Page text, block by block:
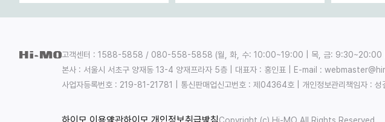
고객센터 : 1588-5858 / 080-558-5858 (월, 화, 수: 10:00~19:00 목, 금: 9:30~20:00
본사 : 서울시 서초구 양재동 13-4 양재프라자 5층
대표자 : 홍인표
E-mail :
사업자등록번호 : 219-81-21781
통신판매업신고번호 : 제04364호 개인정보관리책임자 : 성
Copyright (c) Hi-MO All Rights Reserved.